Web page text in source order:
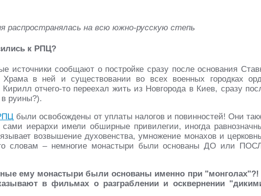
распространялась на всю южно-русскую степь
к РПЦ?
источники сообщают о постройке сразу после основания
Храма в ней и существовании во всех военных городках
отчего-то переехал жить из Новгорода в Киев, сразу
в руины?).
были освобождены от уплаты налогов и повинностей! Они
иерархи имели обширные привилегии, иногда
возвышение духовенства, умножение монахов и
словам – немногие монастыри были основаны ДО или
ему монастыри были основаны именно при
в фильмах о разграблении и осквернении